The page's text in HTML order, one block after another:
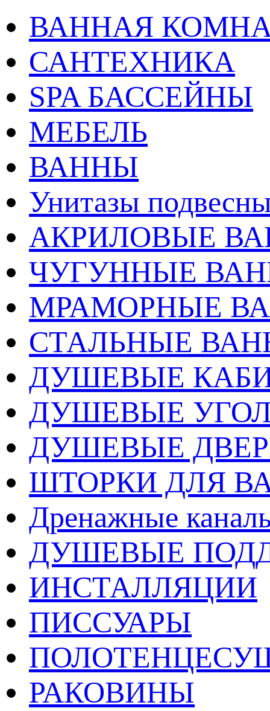
ВАННАЯ
САНТЕХНИКА
SPA БАССЕЙНЫ
МЕБЕЛЬ
ВАННЫ
Унитазы
АКРИЛОВЫЕ
ЧУГУННЫЕ
МРАМОРНЫЕ
СТАЛЬНЫЕ
ДУШЕВЫЕ
ДУШЕВЫЕ
ДУШЕВЫЕ
ШТОРКИ ДЛЯ
Дренажные
ДУШЕВЫЕ
ИНСТАЛЛЯЦИИ
ПИССУАРЫ
РАКОВИНЫ